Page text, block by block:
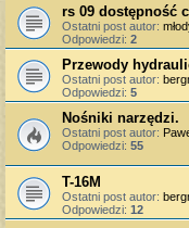
rs 09 dostępność
Ostatni post autor:
Odpowiedzi: 2
Przewody
Ostatni post autor:
Odpowiedzi: 5
Nośniki narzędzi.
Ostatni post autor:
Odpowiedzi: 55
T-16M
Ostatni post autor:
Odpowiedzi: 12